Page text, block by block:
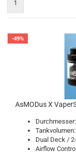
1
-49%
AsMODus X
Tankvolumen:
Dual Deck /
Airflow